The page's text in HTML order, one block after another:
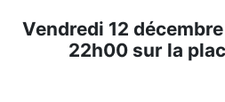
Vendredi 12
22h00 sur la